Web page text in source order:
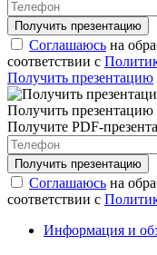
Соглашаюсь на
соответствии с
Получить презентацию
Получить презентацию
Получите PDF-
Соглашаюсь на
соответствии с
Информация и